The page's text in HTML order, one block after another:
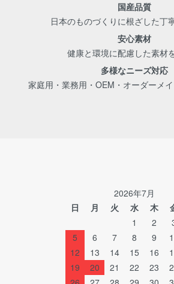
国産品質
日本のものづくりに根ざした丁
安心素材
健康と環境に配慮した素材
多様なニーズ対応
家庭用・業務用・OEM・オーダーメイ
2026年7月
日
月 火 水 木
1
2
5
6 7 8 9
12
13 14 15 16
19
20 21 22 23